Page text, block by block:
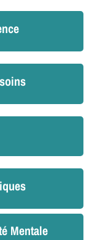
Mentale